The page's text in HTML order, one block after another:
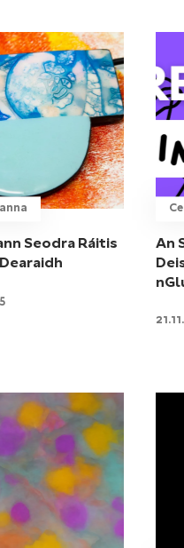
Seodra Ráitis
An